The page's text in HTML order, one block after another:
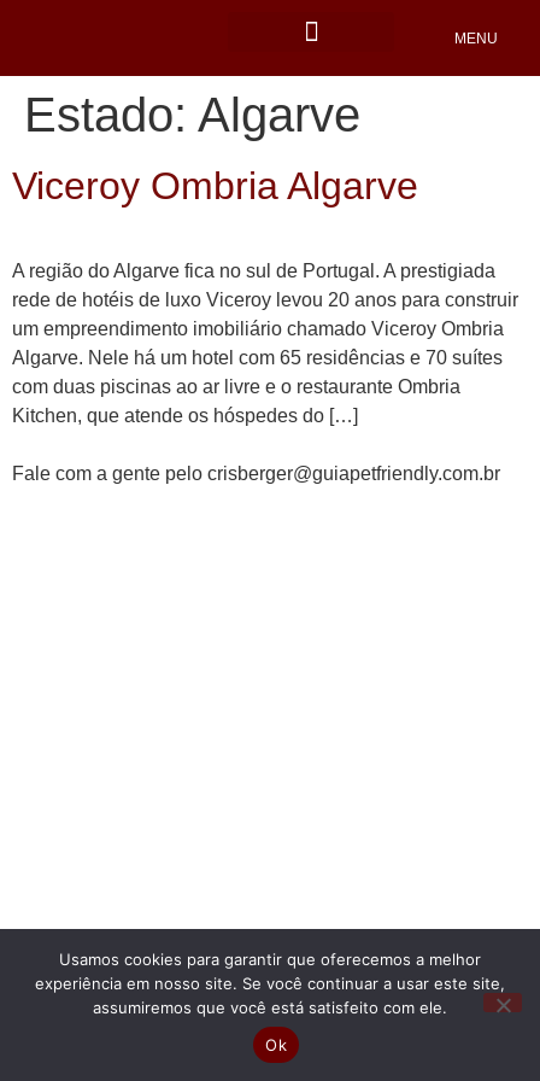
MENU
Estado: Algarve
Viceroy Ombria Algarve
A região do Algarve fica no sul de Portugal. A prestigiada
rede de hotéis de luxo Viceroy levou 20 anos para construir
um empreendimento imobiliário chamado Viceroy Ombria
Algarve. Nele há um hotel com 65 residências e 70 suítes
com duas piscinas ao ar livre e o restaurante Ombria
Kitchen, que atende os hóspedes do […]
Fale com a gente pelo crisberger@guiapetfriendly.com.br
Usamos cookies para garantir que oferecemos a melhor
experiência em nosso site. Se você continuar a usar este site,
assumiremos que você está satisfeito com ele.
Ok